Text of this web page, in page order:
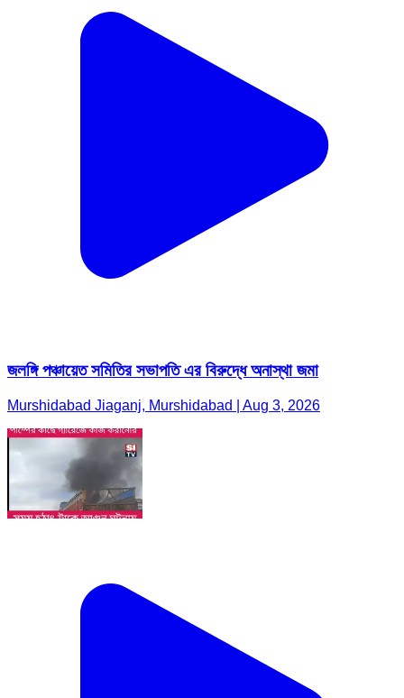
জলঙ্গি পঞ্চায়েত সমিতির সভাপতি এর বিরুদ্ধে অনাস্থা জমা
Murshidabad Jiaganj, Murshidabad | Aug 3, 2026